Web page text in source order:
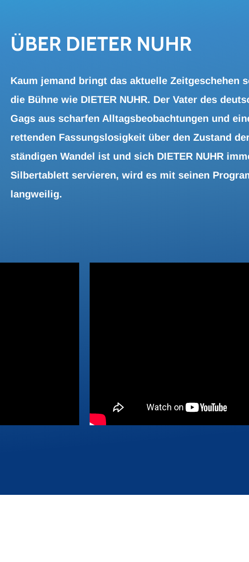
ÜBER DIE­TER NUHR
Kaum jemand bringt das aktuelle Zeitgeschehen
die Bühne wie DIETER NUHR. Der Vater des
Gags aus scharfen Alltagsbeobachtungen und
rettenden Fassungslosigkeit über den Zustand
ständigen Wandel ist und sich DIETER NUHR
Silbertablett servieren, wird es mit seinen
langweilig.